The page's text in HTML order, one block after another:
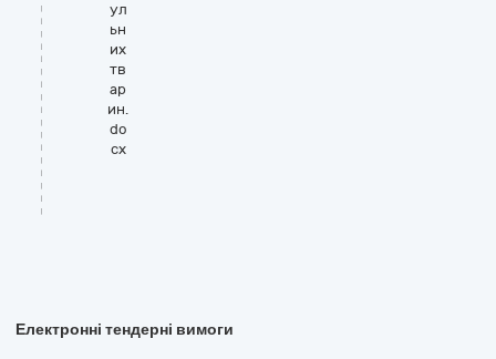
ул
ьн
их
тв
ар
ин.
do
cx
Електронні тендерні вимоги